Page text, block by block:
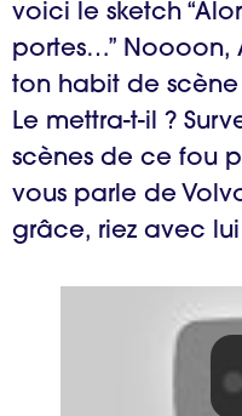
voici le sketch
portes…” Noooon,
ton habit de
Le mettra-t-il ?
scènes de ce fou
vous parle de
grâce, riez avec lui